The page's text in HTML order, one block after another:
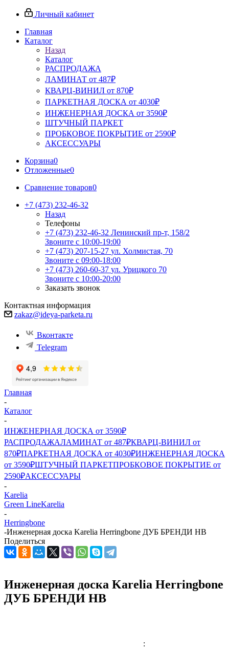
Личный кабинет
Главная
Каталог
Назад
Каталог
РАСПРОДАЖА
ЛАМИНАТ от 487₽
КВАРЦ-ВИНИЛ от 870₽
ПАРКЕТНАЯ ДОСКА от 4030₽
ИНЖЕНЕРНАЯ ДОСКА от 3590₽
ШТУЧНЫЙ ПАРКЕТ
ПРОБКОВОЕ ПОКРЫТИЕ от 2590₽
АКСЕССУАРЫ
Корзина0
Отложенные0
Сравнение товаров0
+7 (473) 232-46-32
Назад
Телефоны
+7 (473) 232-46-32 Ленинский пр-т, 158/2
Звоните с 10:00-19:00
+7 (473) 207-15-27 ул. Холмистая, 70
Звоните с 09:00-18:00
+7 (473) 260-60-37 ул. Урицкого 70
Звоните с 10:00-20:00
Заказать звонок
Контактная информация
zakaz@ideya-parketa.ru
Вконтакте
Telegram
Главная
-
Каталог
-
ИНЖЕНЕРНАЯ ДОСКА от 3590₽
РАСПРОДАЖАЛАМИНАТ от 487₽КВАРЦ-ВИНИЛ от
870₽ПАРКЕТНАЯ ДОСКА от 4030₽ИНЖЕНЕРНАЯ ДОСКА
от 3590₽ШТУЧНЫЙ ПАРКЕТПРОБКОВОЕ ПОКРЫТИЕ от
2590₽АКСЕССУАРЫ
-
Karelia
Green LineKarelia
-
Herringbone
-Инженерная доска Karelia Herringbone ДУБ БРЕНДИ HB
Поделиться
Инженерная доска Karelia Herringbone
ДУБ БРЕНДИ HB
: